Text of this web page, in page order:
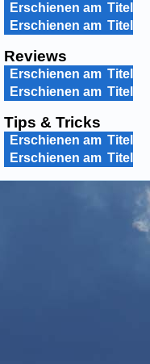
Erschienen am Titel
Erschienen am Titel
Reviews
Erschienen am Titel
Erschienen am Titel
Tips & Tricks
Erschienen am Titel
Erschienen am Titel